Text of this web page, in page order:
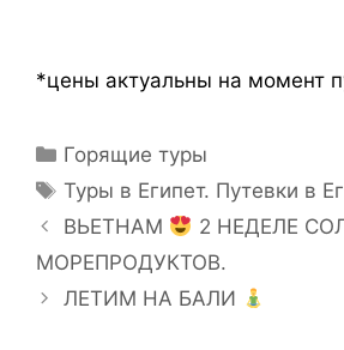
*цены актуальны на момент
Горящие туры
Туры в Египет. Путевки в
ВЬЕТНАМ
2 НЕДЕЛЕ
МОРЕПРОДУКТОВ.
ЛЕТИМ НА БАЛИ